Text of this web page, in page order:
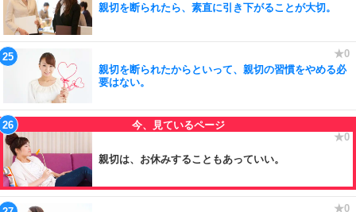
親切を断られたら、素直に引き下がることが大切。
親切を断られたからといって、親切の習慣をやめる必
要はない。
親切は、お休みすることもあっていい。